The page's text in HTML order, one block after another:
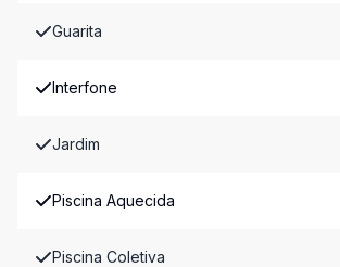
Guarita
Interfone
Jardim
Piscina Aquecida
Piscina Coletiva